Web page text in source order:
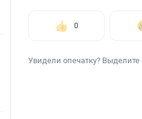
0
Увидели опечатку?